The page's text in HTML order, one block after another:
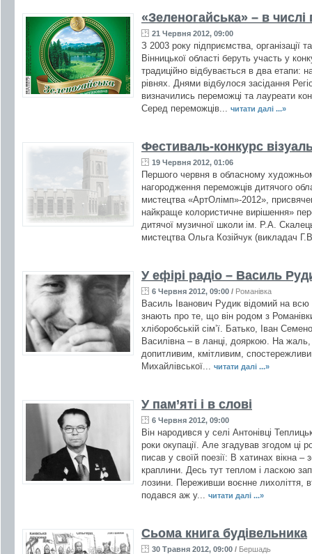
«Зеленогайська» – в
21 Червня 2012, 09:00
З 2003 року підприємства, організації
Вінницької області беруть участь у
традиційно відбувається в два етапи:
рівнях. Днями відбулося засідання
визначились переможці та лауреати
Серед переможців...
читати далі ...»
Фестиваль-конкурс
19 Червня 2012, 01:06
Першого червня в обласному
нагородження переможців дитячого
мистецтва «АртОлімп»-2012»,
найкраще колористичне вирішення»
дитячої музичної школи ім. Р.А.
мистецтва Ольга Козійчук (викладач
У ефірі радіо – Василь
6 Червня 2012, 09:00 / Романівка
Василь Іванович Рудик відомий на всю
знають про те, що він родом з
хліборобській сім’ї. Батько, Іван
Василівна – в ланці, дояркою. На
допитливим, кмітливим,
Михайлівської...
читати далі ...»
У пам’яті і в слові
6 Червня 2012, 09:00
Він народився у селі Антонівці
роки окупації. Але згадував згодом
писав у своїй поезії: В хатинах вікна
краплини. Десь тут теплом і ласкою
лозини. Переживши воєнне лихоліття,
подався аж у...
читати далі ...»
Сьома книга будівельника
30 Травня 2012, 09:00 / Бершадь